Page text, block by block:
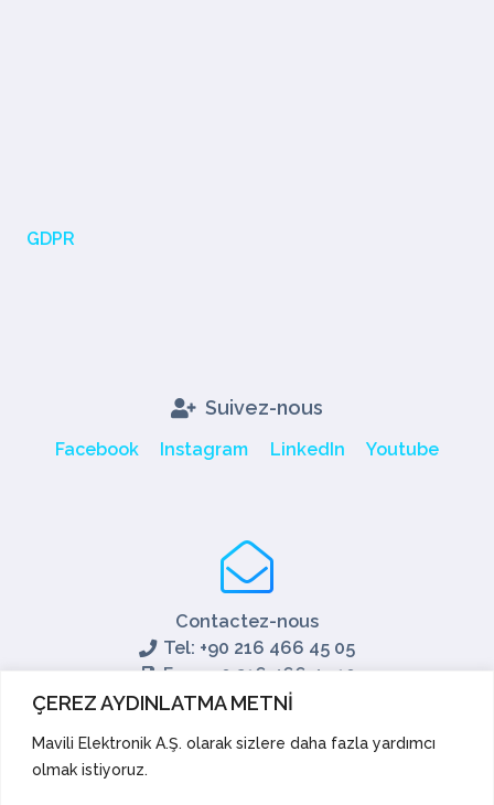
ÇEREZ AYDINLATMA METNİ
Mavili Elektronik A.Ş. olarak sizlere daha fazla yardımcı
olmak istiyoruz.
GDPR
Suivez-nous
Facebook Instagram LinkedIn Youtube
Contactez-nous
Tel: +90 216 466 45 05
Fax: +90 216 466 45 10
export@mavili.com.tr
Soutien aux ventes
Soutien technique